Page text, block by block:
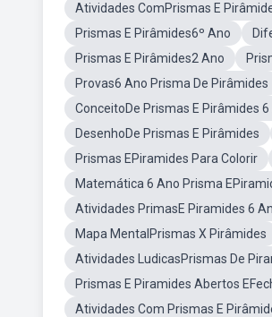
Atividades ComPrismas E
Prismas E Pirâmides6º Ano
Prismas E Pirâmides2 Ano
Provas6 Ano Prisma De Pirâmides
ConceitoDe Prismas E Pirâmides 6
DesenhoDe Prismas E Pirâmides
Prismas EPiramides Para Colorir
Matemática 6 Ano Prisma
Atividades PrimasE Piramides 6
Mapa MentalPrismas X Pirâmides
Atividades LudicasPrismas De
Prismas E Piramides Abertos
Atividades Com Prismas E